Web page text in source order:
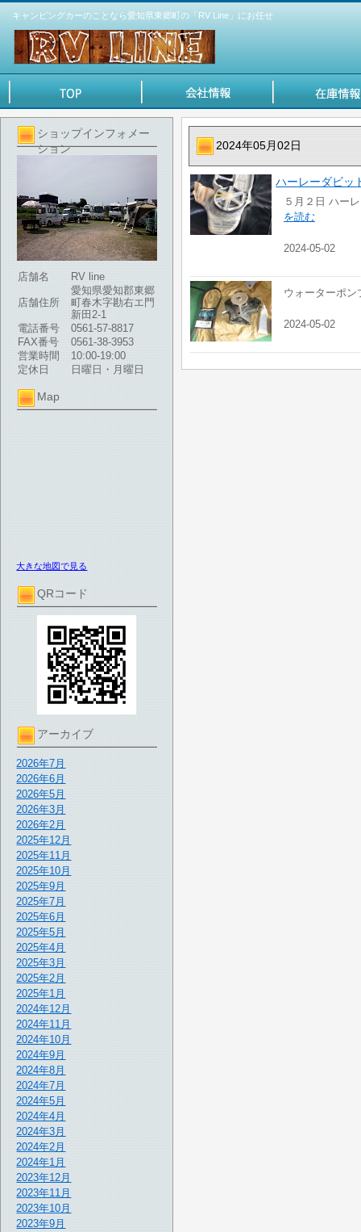
キャンピングカーのことなら愛知県東郷町の「RV Line」にお任せ
ショップインフォメー
ション
店舗名 RV line
店舗住所
愛知県愛知郡東郷
町春木字勘右エ門
新田2-1
電話番号
0561-57-8817
FAX番号
0561-38-3953
営業時間
10:00-19:00
定休日
日曜日・月曜日
Map
大きな地図で見る
QRコード
アーカイブ
2026年7月
2026年6月
2026年5月
2026年3月
2026年2月
2025年12月
2025年11月
2025年10月
2025年9月
2025年7月
2025年6月
2025年5月
2025年4月
2025年3月
2025年2月
2025年1月
2024年12月
2024年11月
2024年10月
2024年9月
2024年8月
2024年7月
2024年5月
2024年4月
2024年3月
2024年2月
2024年1月
2023年12月
2023年11月
2023年10月
2023年9月
2024年05月02日
ハーレーダビ
５月２日 ハー
を読む
2024-05-02
ウォーター
2024-05-02